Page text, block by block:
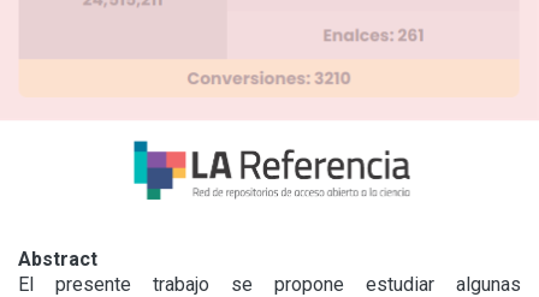
Abstract
El presente trabajo se propone estudiar algunas